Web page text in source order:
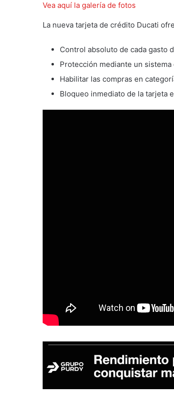
Vea aquí la galería de fotos
La nueva tarjeta de crédito Ducati
Control absoluto de cada gasto
Protección mediante un
Habilitar las compras en
Bloqueo inmediato de la tarjeta